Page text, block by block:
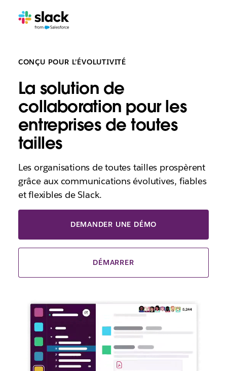
CONÇU POUR L’ÉVOLUTIVITÉ
La solution de
collaboration pour les
entreprises de toutes
tailles
Les organisations de toutes tailles prospèrent
grâce aux communications évolutives, fiables
et flexibles de Slack.
DEMANDER UNE DÉMO
DÉMARRER